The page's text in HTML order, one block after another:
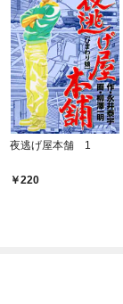
夜逃げ屋本舗 1
220